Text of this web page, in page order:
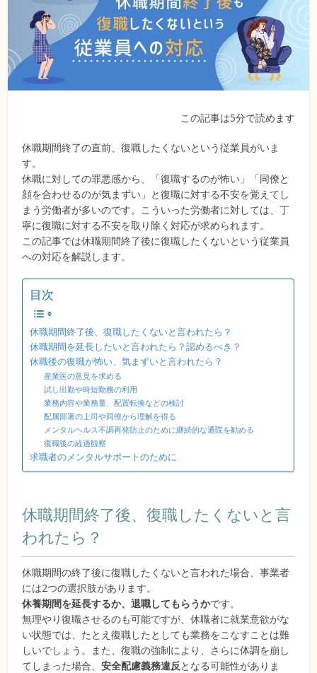
この記事は5分で読めます
休職期間終了の直前、復職したくないという従業員がいま
す。
休職に対しての罪悪感から、「復職するのが怖い」「同僚と
顔を合わせるのが気まずい」と復職に対する不安を覚えてし
まう労働者が多いのです。こういった労働者に対しては、丁
寧に復職に対する不安を取り除く対応が求められます。
この記事では休職期間終了後に復職したくないという従業員
への対応を解説します。
目次
休職期間終了後、復職したくないと言われたら？
休職期間を延長したいと言われたら？認めるべき？
休職後の復職が怖い、気まずいと言われたら？
産業医の意見を求める
試し出勤や時短勤務の利用
業務内容や業務量、配置転換などの検討
配属部署の上司や同僚から理解を得る
メンタルヘルス不調再発防止のために継続的な通院を勧める
復職後の経過観察
求職者のメンタルサポートのために
休職期間終了後、復職したくないと言
われたら？
休職期間の終了後に復職したくないと言われた場合、事業者
には2つの選択肢があります。
休養期間を延長するか、退職してもらうかです。
無理やり復職させるのも可能ですが、休職者に就業意欲がな
い状態では、たとえ復職したとしても業務をこなすことは難
しいでしょう。また、復職の強制により、さらに体調を崩し
てしまった場合、安全配慮義務違反となる可能性がありま